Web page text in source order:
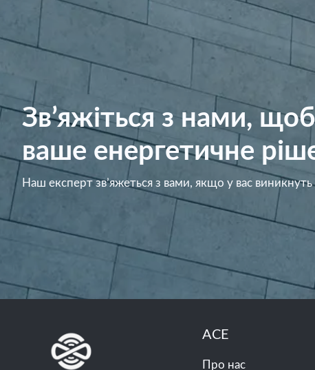
Зв’яжіться з нами,
ваше енергетичне
Наш експерт зв’яжеться з вами, якщо у вас виникнуть
ACE
Про нас